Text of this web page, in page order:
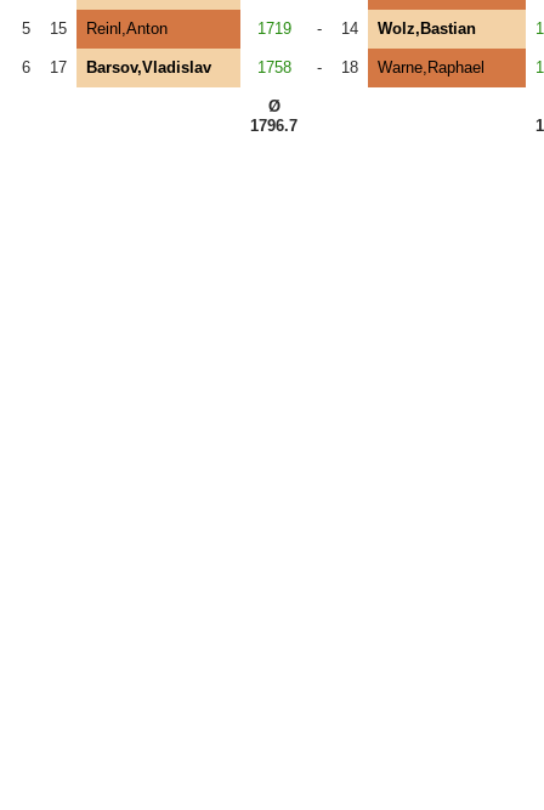
5 15 Reinl,Anton 1719 - 14 Wolz,Bastian
6 17 Barsov,Vladislav 1758 - 18 Warne,Raphael
Ø
1796.7